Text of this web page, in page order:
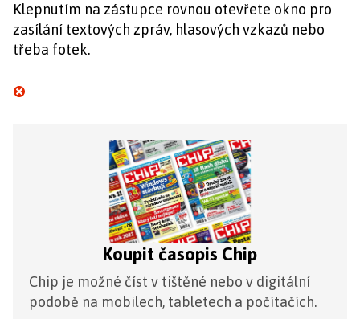
Klepnutím na zástupce rovnou otevřete okno pro
zasílání textových zpráv, hlasových vzkazů nebo
třeba fotek.
Koupit časopis Chip
Chip je možné číst v tištěné nebo v digitální
podobě na mobilech, tabletech a počítačích.